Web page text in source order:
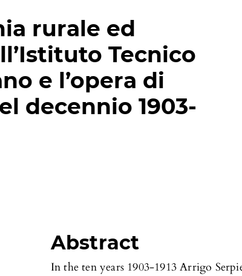
rurale ed
Tecnico
e l’opera di
decennio 1903-
Abstract
In the ten years 1903-1913 Arrigo